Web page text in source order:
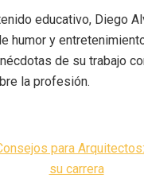
educativo, Diego
humor y
de su trabajo
la profesión.
para
su carrera